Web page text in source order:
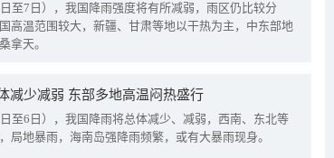
至7日），我国降雨强度将有所减弱，雨区仍比较分
高温范围较大，新疆、甘肃等地以干热为主，中东部地
拿天。
减少减弱 东部多地高温闷热盛行
至6日），我国降雨将总体减少、减弱，西南、东北等
局地暴雨，海南岛强降雨频繁，或有大暴雨现身。